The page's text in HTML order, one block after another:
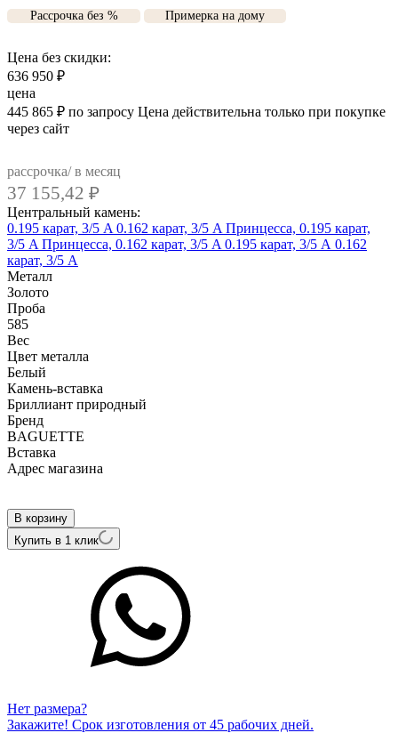
Рассрочка без % Примерка на дому
Цена без скидки:
636 950 ₽
цена
445 865 ₽ по запросу Цена действительна только при покупке
через сайт
рассрочка/ в месяц
37 155,42 ₽
Центральный камень:
0.195 карат, 3/5 A 0.162 карат, 3/5 A Принцесса, 0.195 карат,
3/5 A Принцесса, 0.162 карат, 3/5 A 0.195 карат, 3/5 А 0.162
карат, 3/5 А
Металл
Золото
Проба
585
Вес
Цвет металла
Белый
Камень-вставка
Бриллиант природный
Бренд
BAGUETTE
Вcтавка
Адрес магазина
В корзину
Купить в 1 клик
Нет размера?
Закажите! Срок изготовления от 45 рабочих дней.